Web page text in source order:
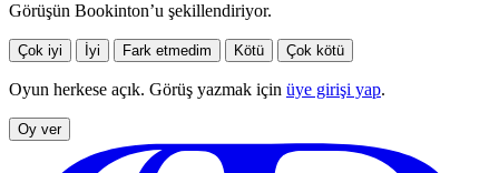
Görüşün Bookinton’u şekillendiriyor.
Çok iyi İyi Fark etmedim Kötü Çok kötü
Oyun herkese açık. Görüş yazmak için üye girişi yap.
Oy ver